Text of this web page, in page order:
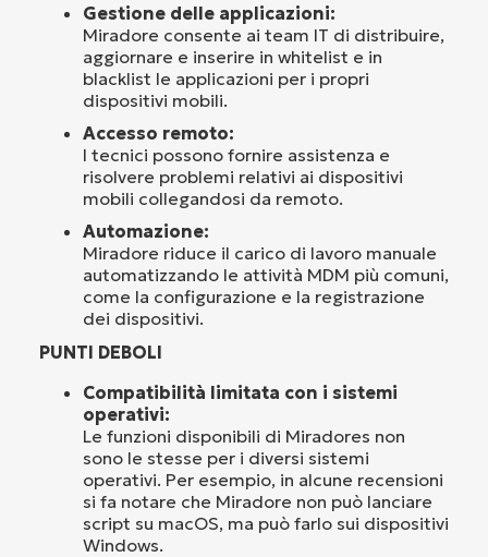
Gestione delle applicazioni:
Miradore consente ai team IT di distribuire,
aggiornare e inserire in whitelist e in
blacklist le applicazioni per i propri
dispositivi mobili.
Accesso remoto:
I tecnici possono fornire assistenza e
risolvere problemi relativi ai dispositivi
mobili collegandosi da remoto.
Automazione:
Miradore riduce il carico di lavoro manuale
automatizzando le attività MDM più comuni,
come la configurazione e la registrazione
dei dispositivi.
PUNTI DEBOLI
Compatibilità limitata con i sistemi
operativi:
Le funzioni disponibili di Miradores non
sono le stesse per i diversi sistemi
operativi. Per esempio, in alcune recensioni
si fa notare che Miradore non può lanciare
script su macOS, ma può farlo sui dispositivi
Windows.